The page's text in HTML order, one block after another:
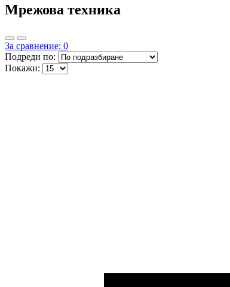
Мрежова техника
За сравнение: 0
Подреди по:
Покажи: